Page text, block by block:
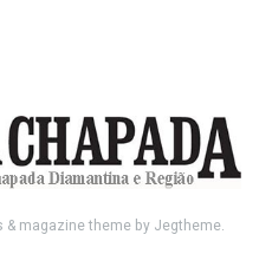
& magazine theme by Jegtheme.